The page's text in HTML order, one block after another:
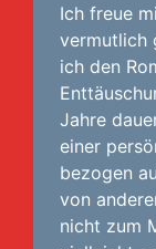
Ich freue
vermutlich
ich den
Jahre
einer
bezogen
von
nicht zum